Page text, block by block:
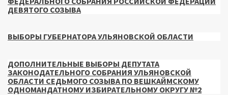
ДЕВЯТОГО СОЗЫВА
ВЫБОРЫ ГУБЕРНАТОРА УЛЬЯНОВСКОЙ ОБЛАСТИ
ДОПОЛНИТЕЛЬНЫЕ ВЫБОРЫ ДЕПУТАТА
ЗАКОНОДАТЕЛЬНОГО СОБРАНИЯ УЛЬЯНОВСКОЙ
ОБЛАСТИ СЕДЬМОГО СОЗЫВА ПО ВЕШКАЙМСКОМУ
ОДНОМАНДАТНОМУ ИЗБИРАТЕЛЬНОМУ ОКРУГУ №2